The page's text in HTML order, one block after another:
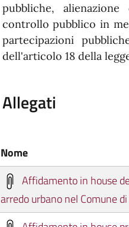
pubbliche,
controllo pubblico in
partecipazioni
dell'articolo 18 della
Allegati
Nome
Affidamento in house
arredo urbano nel Comune